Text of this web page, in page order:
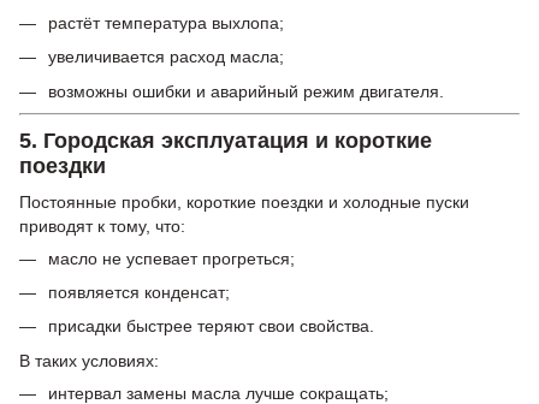
растёт температура выхлопа;
увеличивается расход масла;
возможны ошибки и аварийный режим двигателя.
5. Городская эксплуатация и короткие
поездки
Постоянные пробки, короткие поездки и холодные пуски
приводят к тому, что:
масло не успевает прогреться;
появляется конденсат;
присадки быстрее теряют свои свойства.
В таких условиях:
интервал замены масла лучше сокращать;